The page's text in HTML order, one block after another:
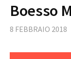
Boesso
8 FEBBRAIO 2018